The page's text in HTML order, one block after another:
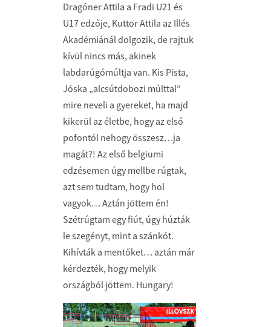
Dragóner Attila a Fradi U21 és
U17 edzője, Kuttor Attila az Illés
Akadémiánál dolgozik, de rajtuk
kívül nincs más, akinek
labdarúgómúltja van. Kis Pista,
Jóska „alcsútdobozi múlttal”
mire neveli a gyereket, ha majd
kikerül az életbe, hogy az első
pofontól nehogy összesz…ja
magát?! Az első belgiumi
edzésemen úgy mellbe rúgtak,
azt sem tudtam, hogy hol
vagyok… Aztán jöttem én!
Szétrúgtam egy fiút, úgy húzták
le szegényt, mint a szánkót.
Kihívták a mentőket… aztán már
kérdezték, hogy melyik
országból jöttem. Hungary!